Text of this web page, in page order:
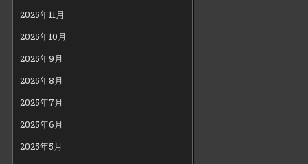
2025年11月
2025年10月
2025年9月
2025年8月
2025年7月
2025年6月
2025年5月